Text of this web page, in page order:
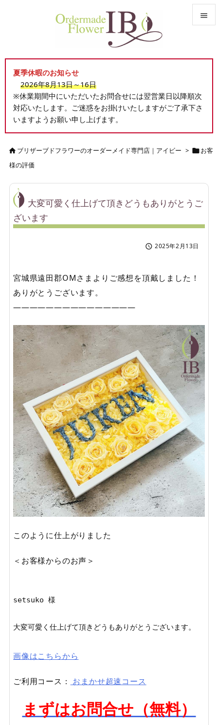


前へ

検索
夏季休暇のお知らせ
2026年8月13日～16日
※休業期間中にいただいたお問合せには翌営業日以降順次
対応いたします。ご迷惑をお掛けいたしますがご了承下さ
いますようお願い申し上げます。
ブリザーブドフラワーのオーダーメイド専門店｜アイビー > お客
様の評価
大変可愛く仕上げて頂きどうもありがとうご
ざいます
 2025年2月13日
宮城県遠田郡OMさまよりご感想を頂戴しました！
ありがとうございます。
———————————————
このように仕上がりました
＜お客様からのお声＞
setsuko 様
画像はこちらから
ご利用コース： おまかせ超速コース
まずはお問合せ（無料）